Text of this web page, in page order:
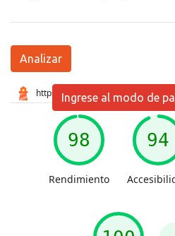
Analizar
Ingrese al modo de